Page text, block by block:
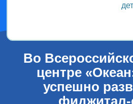
Во
центре
успешно
фиджитал-